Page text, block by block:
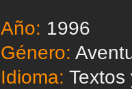
Año: 1996
Género:
Idioma: